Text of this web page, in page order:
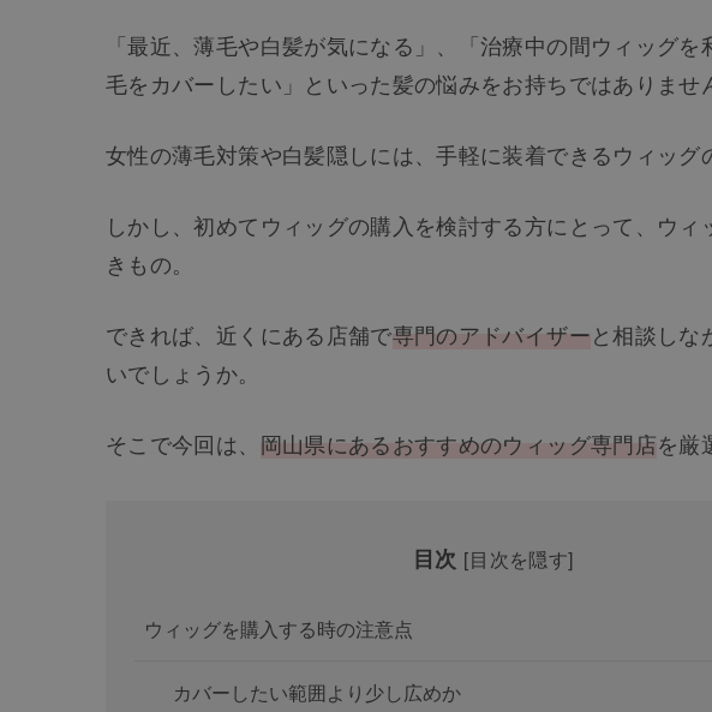
「最近、薄毛や白髪が気になる」、「治療中の間ウィッグ
毛をカバーしたい」といった髪の悩みをお持ちではありませ
女性の薄毛対策や白髪隠しには、手軽に装着できるウィッグ
しかし、初めてウィッグの購入を検討する方にとって、ウ
きもの。
できれば、近くにある店舗で専門のアドバイザーと相談しな
いでしょうか。
そこで今回は、 岡山県にあるおすすめのウィッグ専門店を厳
目次 [目次を隠す]
ウィッグを購入する時の注意点
カバーしたい範囲より少し広めか